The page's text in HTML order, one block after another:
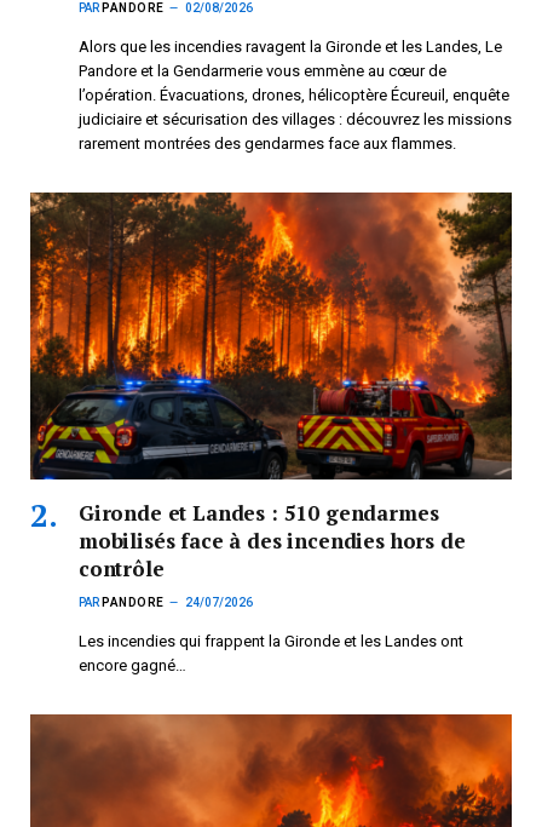
PAR PANDORE 02/08/2026
Alors que les incendies ravagent la Gironde et les Landes, Le
Pandore et la Gendarmerie vous emmène au cœur de
l’opération. Évacuations, drones, hélicoptère Écureuil, enquête
judiciaire et sécurisation des villages : découvrez les missions
rarement montrées des gendarmes face aux flammes.
Gironde et Landes : 510 gendarmes
mobilisés face à des incendies hors de
contrôle
PAR PANDORE 24/07/2026
Les incendies qui frappent la Gironde et les Landes ont
encore gagné…